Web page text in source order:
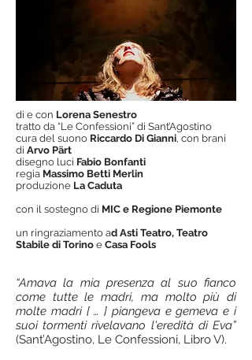
di e con Lorena Senestro
tratto da “Le Confessioni” di Sant’Agostino
cura del suono Riccardo Di Gianni, con brani
di Arvo Pärt
disegno luci Fabio Bonfanti
regia Massimo Betti Merlin
produzione La Caduta
con il sostegno di MIC e Regione Piemonte
un ringraziamento ad Asti Teatro, Teatro
Stabile di Torino e Casa Fools
“Amava la mia presenza al suo fianco
come tutte le madri, ma molto più di
molte madri [ … ] piangeva e gemeva e i
suoi tormenti rivelavano l'eredità di Eva”
(Sant’Agostino, Le Confessioni, Libro V).